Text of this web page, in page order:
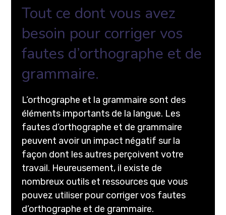
Tout ce dont vous avez
besoin pour corriger vos
fautes d’orthographe et de
grammaire.
L’orthographe et la grammaire sont des
éléments importants de la langue. Les
fautes d’orthographe et de grammaire
peuvent avoir un impact négatif sur la
façon dont les autres perçoivent votre
travail. Heureusement, il existe de
nombreux outils et ressources que vous
pouvez utiliser pour corriger vos fautes
d’orthographe et de grammaire.